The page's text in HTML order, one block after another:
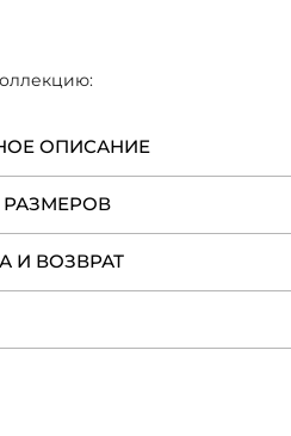
стиля.
ОПИСАНИЕ
И ВОЗВРАТ